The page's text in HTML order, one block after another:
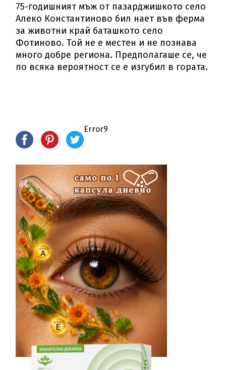
75-годишният мъж от пазарджишкото село
Алеко Константиново бил нает във ферма
за животни край баташкото село
Фотиново. Той не е местен и не познава
много добре региона. Предполагаше се, че
по всяка вероятност се е изгубил в гората.
Error9